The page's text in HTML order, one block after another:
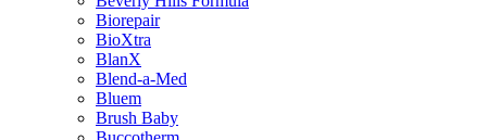
Biorepair
BioXtra
BlanX
Blend-a-Med
Bluem
Brush Baby